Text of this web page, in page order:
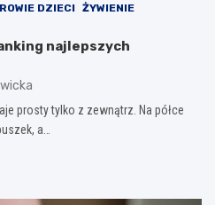
DZIECI
ŻYWIENIE
najlepszych
prosty tylko z zewnątrz. Na półce
a…